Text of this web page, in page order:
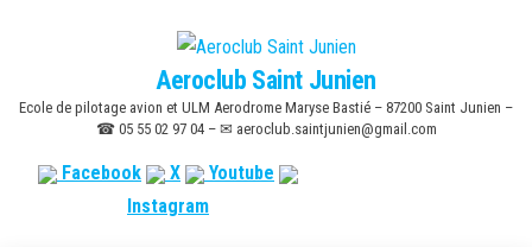
content
Aeroclub Saint Junien
Ecole de pilotage avion et ULM Aerodrome Maryse Bastié – 87200 Saint Junien –
☎ 05 55 02 97 04 – ✉ aeroclub.saintjunien@gmail.com
Facebook X
Youtube
Instagram